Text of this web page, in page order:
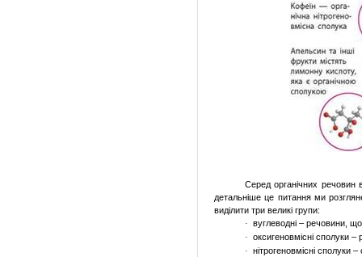
Серед органічних речовин
детальніше це питання ми
виділити тривеликі групи:
· вуглеводні –речовини ,
· оксигеновмісні сполуки –
· нітрогеновмісні сполуки –